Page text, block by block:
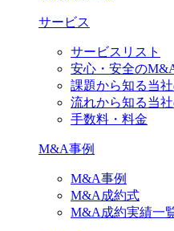
サービス
サービスリスト
安心・安全の
課題から知る当
流れから知る当
手数料・料金
M&A事例
M&A事例
M&A成約式
M&A成約実績一